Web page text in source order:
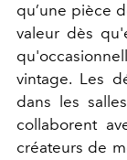
qu’une pièce
valeur dès
vintage. Les
dans les
collaborent
créateurs de